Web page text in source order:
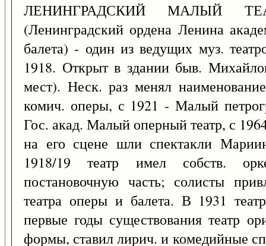
ЛЕНИНГРАДСКИЙ МАЛЫЙ
(Ленинградский ордена Ленина
балета) - один из ведущих муз.
1918. Открыт в здании быв.
мест). Неск. раз менял
комич. оперы, с 1921 - Малый
Гос. акад. Малый оперный театр, с
на его сцене шли спектакли
1918/19 театр имел собств.
постановочную часть; солисты
театра оперы и балета. В 1931
первые годы существования театр
формы, ставил лирич. и комедийные